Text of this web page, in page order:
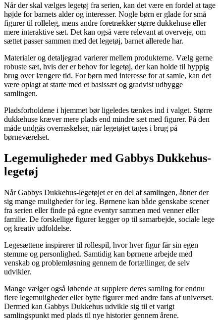
Når der skal vælges legetøj fra serien, kan det være en fordel at tage
højde for barnets alder og interesser. Nogle børn er glade for små
figurer til rolleleg, mens andre foretrækker større dukkehuse eller
mere interaktive sæt. Det kan også være relevant at overveje, om
sættet passer sammen med det legetøj, barnet allerede har.
Materialer og detaljegrad varierer mellem produkterne. Vælg gerne
robuste sæt, hvis der er behov for legetøj, der kan holde til hyppig
brug over længere tid. For børn med interesse for at samle, kan det
være oplagt at starte med et basissæt og gradvist udbygge
samlingen.
Pladsforholdene i hjemmet bør ligeledes tænkes ind i valget. Større
dukkehuse kræver mere plads end mindre sæt med figurer. På den
måde undgås overraskelser, når legetøjet tages i brug på
børneværelset.
Legemuligheder med Gabbys Dukkehus-
legetøj
Når Gabbys Dukkehus-legetøjet er en del af samlingen, åbner der
sig mange muligheder for leg. Børnene kan både genskabe scener
fra serien eller finde på egne eventyr sammen med venner eller
familie. De forskellige figurer lægger op til samarbejde, sociale lege
og kreativ udfoldelse.
Legesættene inspirerer til rollespil, hvor hver figur får sin egen
stemme og personlighed. Samtidig kan børnene arbejde med
venskab og problemløsning gennem de fortællinger, de selv
udvikler.
Mange vælger også løbende at supplere deres samling for endnu
flere legemuligheder eller bytte figurer med andre fans af universet.
Dermed kan Gabbys Dukkehus udvikle sig til et varigt
samlingspunkt med plads til nye historier gennem årene.